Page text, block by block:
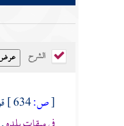
الشرح
[ص:634 ]